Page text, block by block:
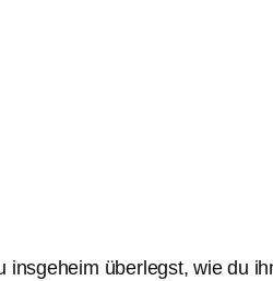
überlegst, wie du